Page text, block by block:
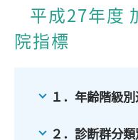
平成27年度
院指標
１．年齢階級
２．診断群分